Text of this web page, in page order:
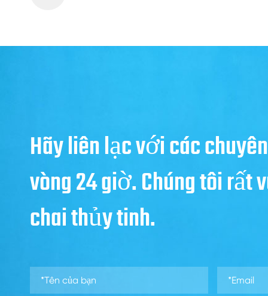
Hãy liên lạc với các
vòng 24 giờ. Chúng tôi
chai thủy tinh.